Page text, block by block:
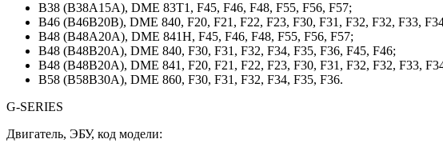
B38 (B38A15A), DME 83T1, F45, F46, F48, F55, F56, F57;
B46 (B46B20B), DME 840, F20, F21, F22, F23, F30, F31, F32, F32, F33,
B48 (B48A20A), DME 841H, F45, F46, F48, F55, F56, F57;
B48 (B48B20A), DME 840, F30, F31, F32, F34, F35, F36, F45, F46;
B48 (B48B20A), DME 841, F20, F21, F22, F23, F30, F31, F32, F32, F33,
B58 (B58B30A), DME 860, F30, F31, F32, F34, F35, F36.
G-SERIES
Двигатель, ЭБУ, код модели: